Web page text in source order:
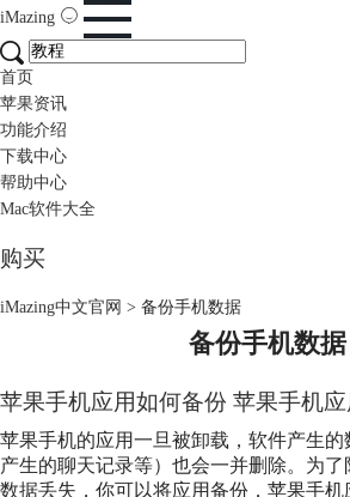
iMazing
首页
苹果资讯
功能介绍
下载中心
帮助中心
Mac软件大全
购买
iMazing中文官网 > 备份手机数据
备份手机数据
苹果手机应用如何备份 苹果手机
苹果手机的应用一旦被卸载，软件产生
产生的聊天记录等）也会一并删除。为
数据丢失，你可以将应用备份，苹果手